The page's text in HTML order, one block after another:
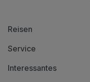
Reisen
Service
Interessantes